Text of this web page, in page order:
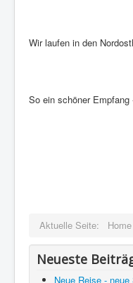
Wir laufen in den
So ein schöner
Aktuelle Seite: Home
Neueste
Neue Reise - neue